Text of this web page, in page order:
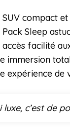
SUV compact
Pack Sleep
accès facilité
immersion
expérience
luxe, c’est de